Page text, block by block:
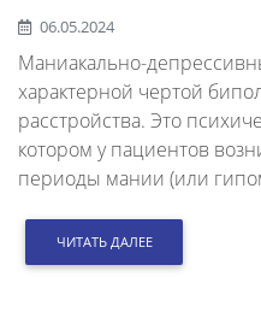
06.05.2024
Маниакально-
характерной чертой
расстройства. Это
котором у пациентов
периоды мании (или
ЧИТАТЬ ДАЛЕЕ